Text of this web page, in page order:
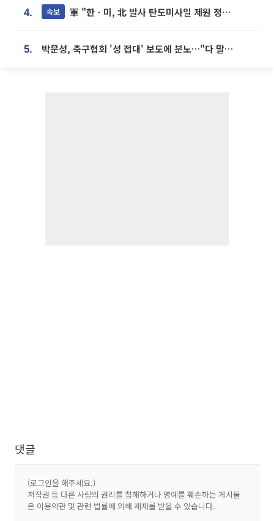
4. 속보 軍 "한ㆍ미, 北 발사 탄도미사일 제원 정밀분석 중"
5. 박문성, 축구협회 '성 접대' 보도에 분노…"다 말아먹으려고 작정했나"
댓글